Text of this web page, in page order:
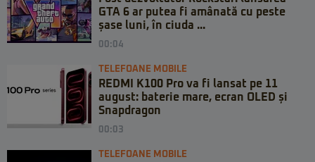
GTA 6 ar putea fi amânată cu peste
șase luni, în ciuda ...
00:04
TELEFOANE MOBILE
REDMI K100 Pro va fi lansat pe 11
august: baterie mare, ecran OLED și
Snapdragon
00:03
TELEFOANE MOBILE